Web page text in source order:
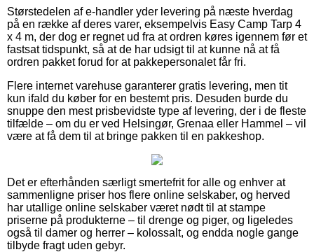
Størstedelen af e-handler yder levering på næste hverdag
på en række af deres varer, eksempelvis Easy Camp Tarp 4
x 4 m, der dog er regnet ud fra at ordren køres igennem før et
fastsat tidspunkt, så at de har udsigt til at kunne nå at få
ordren pakket forud for at pakkepersonalet får fri.
Flere internet varehuse garanterer gratis levering, men tit
kun ifald du køber for en bestemt pris. Desuden burde du
snuppe den mest prisbevidste type af levering, der i de fleste
tilfælde – om du er ved Helsingør, Grenaa eller Hammel – vil
være at få dem til at bringe pakken til en pakkeshop.
Det er efterhånden særligt smertefrit for alle og enhver at
sammenligne priser hos flere online selskaber, og herved
har utallige online selskaber været nødt til at stampe
priserne på produkterne – til drenge og piger, og ligeledes
også til damer og herrer – kolossalt, og endda nogle gange
tilbyde fragt uden gebyr.